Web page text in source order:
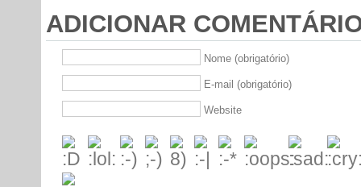
ADICIONAR
Nome (obrigatório)
E-mail (obrigatório)
Website